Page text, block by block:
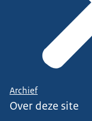
Archief
Over deze site